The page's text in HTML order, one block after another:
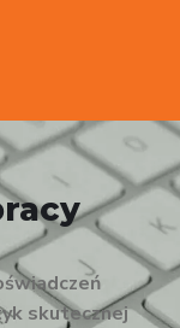
skutecznej